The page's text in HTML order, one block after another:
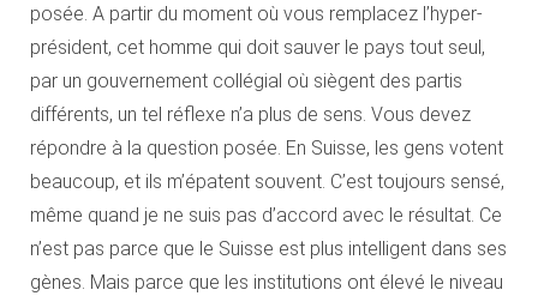
posée. A partir du moment où vous remplacez l’hyper-
président, cet homme qui doit sauver le pays tout seul,
par un gouvernement collégial où siègent des partis
différents, un tel réflexe n’a plus de sens. Vous devez
répondre à la question posée. En Suisse, les gens votent
beaucoup, et ils m’épatent souvent. C’est toujours sensé,
même quand je ne suis pas d’accord avec le résultat. Ce
n’est pas parce que le Suisse est plus intelligent dans ses
gènes. Mais parce que les institutions ont élevé le niveau